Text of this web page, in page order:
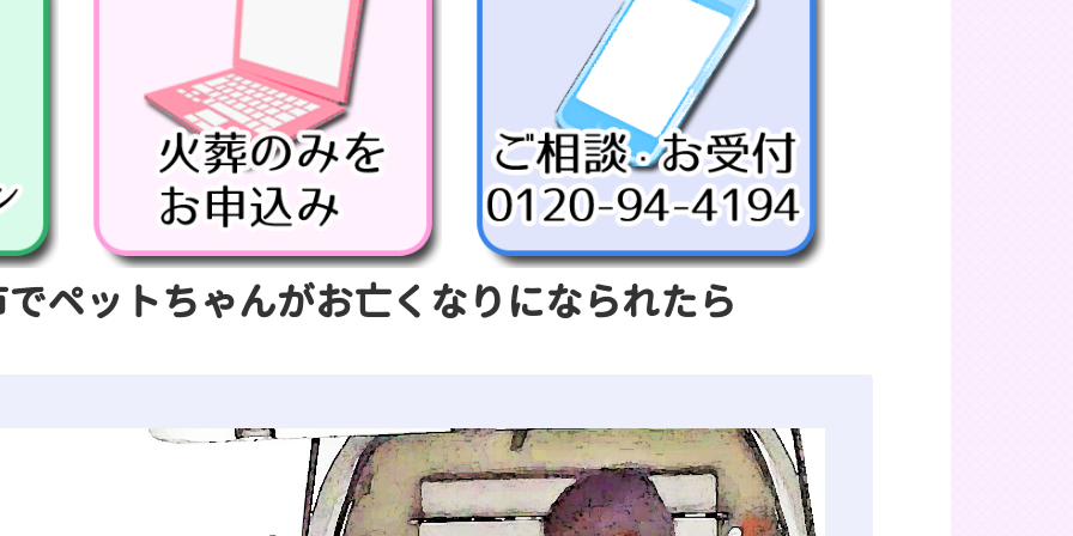
ペットちゃんがお亡くなりになられたら